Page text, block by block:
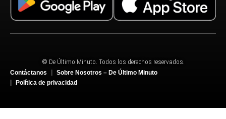
© De Último Minuto. Todos los derechos reservados.
Contáctanos
Sobre Nosotros – De Último Minuto
Política de privacidad